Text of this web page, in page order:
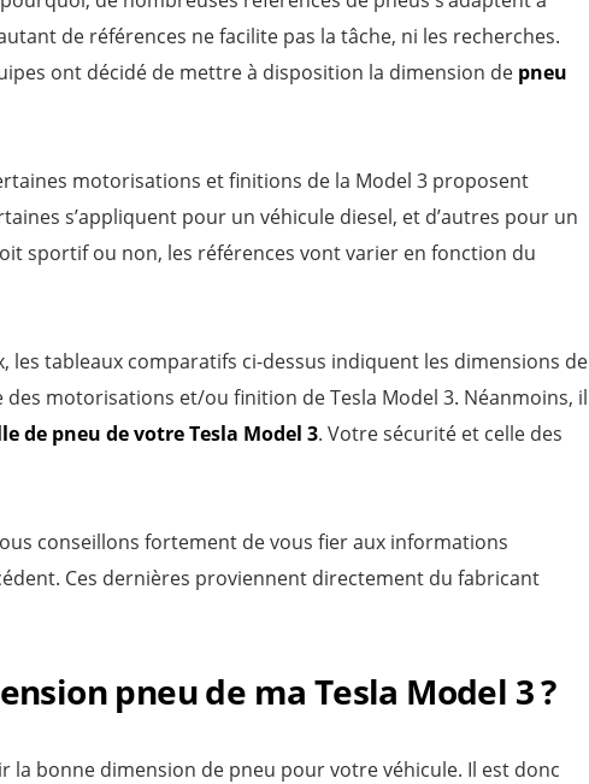
de références ne facilite pas la tâche, ni les recherches.
ont décidé de mettre à disposition la dimension de pneu
motorisations et finitions de la Model 3 proposent
s’appliquent pour un véhicule diesel, et d’autres pour un
sportif ou non, les références vont varier en fonction du
les tableaux comparatifs ci-dessus indiquent les dimensions de
motorisations et/ou finition de Tesla Model 3. Néanmoins, il
de pneu de votre Tesla Model 3. Votre sécurité et celle des
conseillons fortement de vous fier aux informations
Ces dernières proviennent directement du fabricant
pneu de ma Tesla Model 3 ?
la bonne dimension de pneu pour votre véhicule. Il est donc